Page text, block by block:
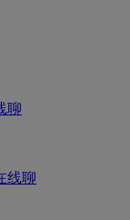
聊
线聊